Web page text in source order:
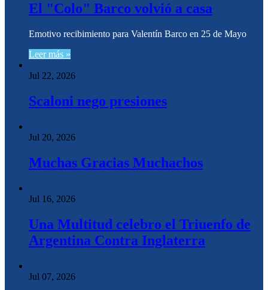
El "Colo" Barco volvió a casa
Emotivo recibimiento para Valentín Barco en 25 de Mayo
Leer más »
Jul 22, 2026
Scaloni nego presiones
Jul 20, 2026
Muchas Gracias Muchachos
Jul 16, 2026
Una Multitud celebro el Triuenfo de
Argentina Contra Inglaterra
Jul 07, 2026